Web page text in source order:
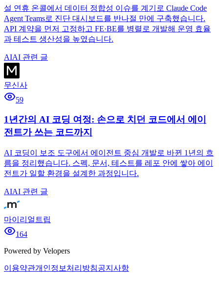
설 연휴 온콜에서 데이터 정합성 이슈를 계기로 Claude Code
Agent Teams로 진단 대시보드를 반나절 만에 구축했습니다.
API 계약을 먼저 고정하고 FE·BE를 병렬로 개발해 운영 효율
과 테스트 생산성을 높였습니다.
AIAI 관련 글
무신사
59
1년간의 AI 코딩 여정: 손으로 치던 코드에서 에이
전트가 쓰는 코드까지
AI 코딩이 보조 도구에서 에이전트 중심 개발로 바뀐 1년의 흐
름을 정리했습니다. 스펙, 문서, 테스트를 레포 안에 쌓아 에이
전트가 일할 환경을 설계한 과정입니다.
AIAI 관련 글
마이리얼트립
164
Powered by Velopers
이용약관개인정보처리방침공지사항